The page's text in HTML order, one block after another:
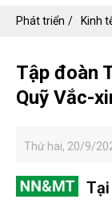
Phát triển Kinh
Tập đoàn
Quỹ Vắc-
Thứ hai, 20/9/